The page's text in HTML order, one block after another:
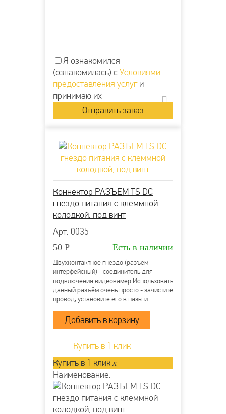
Я ознакомился
(ознакомилась) с Условиями
предоставления услуги
принимаю их
Коннектор РАЗЪЕМ TS DC
гнездо питания с клеммной
колодкой, под винт
Арт: 0035
50 Р Есть в наличии
Двухконтактное гнездо (разъем
интерфейсный) - соединитель для
подключения видеокамер Использовать
данный разъём очень просто - зачистите
провод, установите его в пазы и
надёжно зафиксирует проводник и
обеспечит прекрасный контакт. Монтаж
возможно осуществлять с...
Купить в 1 клик
Купить в 1 клик x
Наименование: